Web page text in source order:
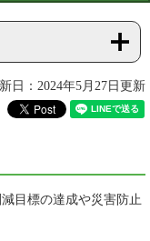
日：2024年5月27日更新
目標の達成や災害防止